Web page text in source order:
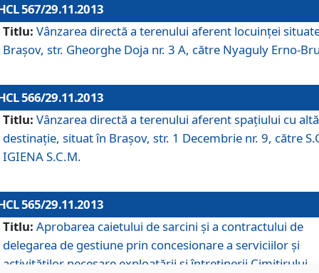
567/29.11.2013
Titlu: Vânzarea directă a terenului aferent locuinţei
Braşov, str. Gheorghe Doja nr. 3 A, către Nyaguly Erno-
566/29.11.2013
Titlu: Vânzarea directă a terenului aferent spaţiului cu altă
destinaţie, situat în Braşov, str. 1 Decembrie nr. 9, către
IGIENA S.C.M.
565/29.11.2013
Titlu: Aprobarea caietului de sarcini şi a contractului de
delegarea de gestiune prin concesionare a serviciilor şi
activităţilor necesare exploatării şi întreţinerii Cimitirului